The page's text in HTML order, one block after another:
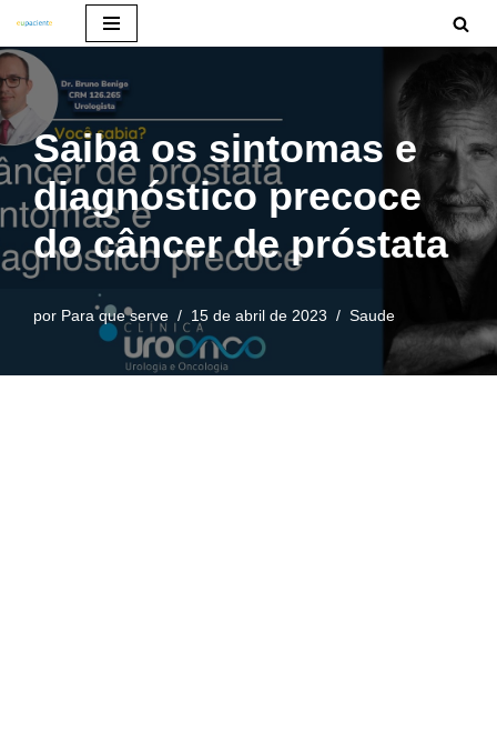
Pular
para
conteúdo
Saiba os sintomas e
diagnóstico precoce
do câncer de próstata
por Para que serve 15 de abril de 2023 Saude